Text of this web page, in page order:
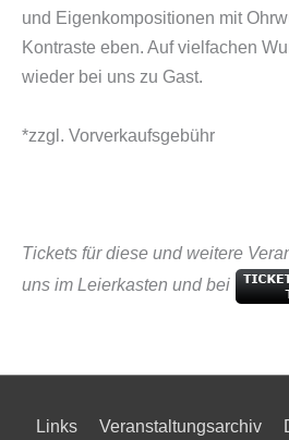
und Eigenkompositionen mit
Kontraste eben. Auf vielfachen
wieder bei uns zu Gast.
*zzgl. Vorverkaufsgebühr
Tickets für diese und weitere
uns im Leierkasten und bei
Links Veranstaltungsarchiv